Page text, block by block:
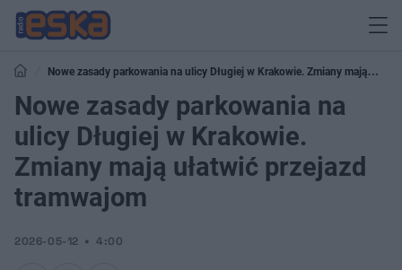
Nowe zasady parkowania na ulicy Długiej w Krakowie. Zmiany mają
ułatwić przejazd tramwajom
Nowe zasady parkowania na
ulicy Długiej w Krakowie.
Zmiany mają ułatwić przejazd
tramwajom
2026-05-12 4:00